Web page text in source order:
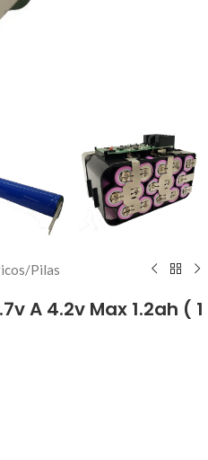
/Pilas
A 4.2v Max 1.2ah ( 1